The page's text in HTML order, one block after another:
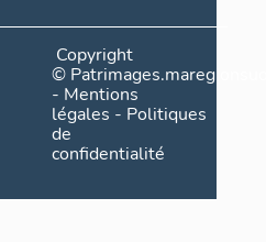
Copyright
©
- Mentions
légales - Politiques
de
confidentialité